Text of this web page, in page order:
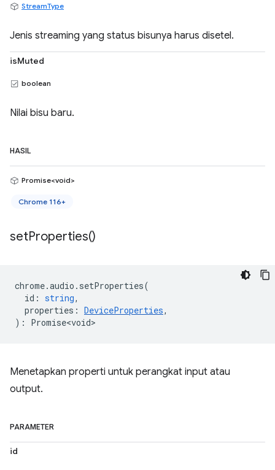
StreamType
Jenis streaming yang status bisunya harus disetel.
isMuted
boolean
Nilai bisu baru.
HASIL
Promise<void>
Chrome 116+
setProperties()
chrome.audio . setProperties(
id : string,
properties : DeviceProperties,
) : Promise<void>
Menetapkan properti untuk perangkat input atau
output.
PARAMETER
id